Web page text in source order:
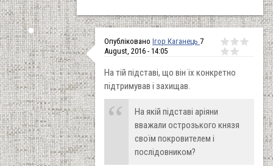
Опубліковано Ігор Каганець 7
August, 2016 - 14:05
На тій підставі, що він їх конкретно
підтримував і захищав.
На якій підставі аріяни
вважали острозького князя
своїм покровителем і
послідовником?